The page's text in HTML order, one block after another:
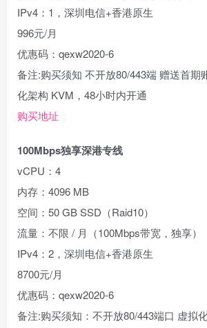
IPv4：1，深圳电信+香港原生
996元/月
优惠码：qexw2020-6
备注:购买须知 不开放80/443端 赠送首期
化架构 KVM，48小时内开通
购买地址
100Mbps独享深港专线
vCPU：4
内存：4096 MB
空间：50 GB SSD（Raid10）
流量：不限 / 月（100Mbps带宽，独享）
IPv4：2，深圳电信+香港原生
8700元/月
优惠码：qexw2020-6
备注:购买须知：不开放80/443端口 虚拟